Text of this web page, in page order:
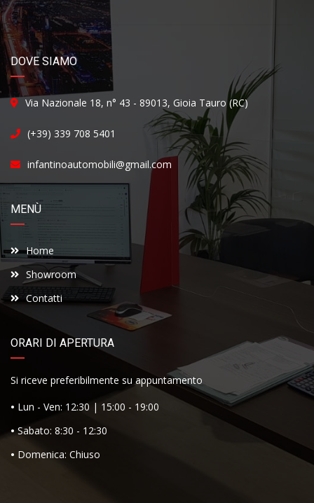
DOVE SIAMO
Via Nazionale 18, n° 43 - 89013, Gioia Tauro (RC)
(+39) 339 708 5401
infantinoautomobili@gmail.com
MENÙ
Home
Showroom
Contatti
ORARI DI APERTURA
Si riceve preferibilmente su appuntamento
• Lun - Ven: 12:30 | 15:00 - 19:00
•Sabato: 8:30 - 12:30
• Domenica: Chiuso